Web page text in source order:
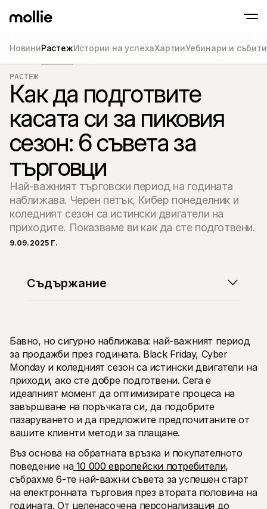
Приемайте безконтактни плащания
Научете повече
Приемайте и
онлайн плащания
Приемайте
терминали и
Чекаут
Предлагайте
абонаментни
Приемане и риск
Предотвратете
оптимизирайте
Партньори
За агенции
Научете повече за нашата партньорска програма за
Технически ресурси
Портал за разработчици
Открийте ресурси за разработчици и актуализации
Библиотеки
Интегрирайте Mollie с готови библиотеки
Discord общност
Присъединете се към нашата общност за разработчици
Mollie
За Mollie
Цени
Вижте нашите цени
За нас
Научете повече за нашата
история и ценности
Новини
Прочетете последните новини от
Mollie
НовиниРастежИстории на успехаХартииУебинари и
РАСТЕЖ
Как да подготвите
касата си за пиковия
сезон: 6 съвета за
търговци
Най-важният търговски период на годината
наближава. Черен петък, Кибер понеделник и
коледният сезон са истински двигатели на
приходите. Показваме ви как да сте подготвени.
9.09.2025 Г.
Бавно, но сигурно наближава: най-важният период
за продажби през годината. Black Friday, Cyber
Monday и коледният сезон са истински двигатели на
приходи, ако сте добре подготвени. Сега е
идеалният момент да оптимизирате процеса на
завършване на поръчката си, да подобрите
пазаруването и да предложите предпочитаните от
вашите клиенти методи за плащане.
Въз основа на обратната връзка и покупателното
поведение на 10 000 европейски потребители,
събрахме 6-те най-важни съвета за успешен старт
на електронната търговия през втората половина на
годината. От целенасочена персонализация до
Съдържание